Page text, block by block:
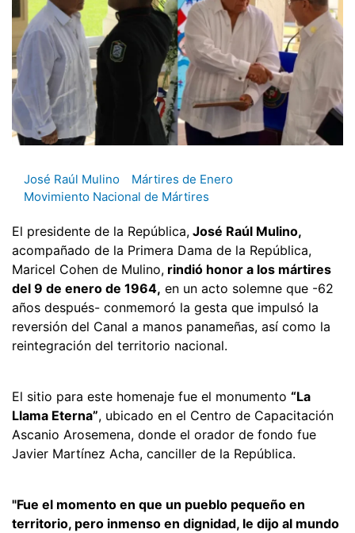
José Raúl Mulino
Mártires de Enero
Movimiento Nacional de Mártires
El presidente de la República, José Raúl Mulino,
acompañado de la Primera Dama de la República,
Maricel Cohen de Mulino, rindió honor a los mártires
del 9 de enero de 1964, en un acto solemne que -62
años después- conmemoró la gesta que impulsó la
reversión del Canal a manos panameñas, así como la
reintegración del territorio nacional.
El sitio para este homenaje fue el monumento “La
Llama Eterna”, ubicado en el Centro de Capacitación
Ascanio Arosemena, donde el orador de fondo fue
Javier Martínez Acha, canciller de la República.
"Fue el momento en que un pueblo pequeño en
territorio, pero inmenso en dignidad, le dijo al mundo